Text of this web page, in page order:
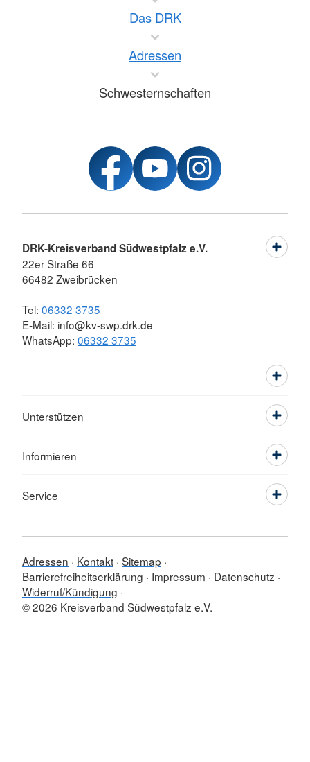
Das DRK
Adressen
Schwesternschaften
DRK-Kreisverband Südwestpfalz e.V.
22er Straße 66
66482 Zweibrücken
Tel: 06332 3735
E-Mail: info@kv-swp.drk.de
WhatsApp: 06332 3735
Unterstützen
Informieren
Service
Adressen Kontakt Sitemap
Barrierefreiheitserklärung
Impressum
Datenschutz
Widerruf/Kündigung
© 2026 Kreisverband Südwestpfalz e.V.